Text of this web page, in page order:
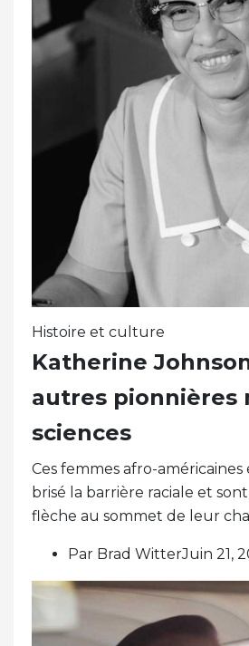
Histoire et culture
Katherine
autres pionnières
sciences
Ces femmes afro-américaines
brisé la barrière raciale et
flèche au sommet de leur
Par Brad WitterJuin 21,